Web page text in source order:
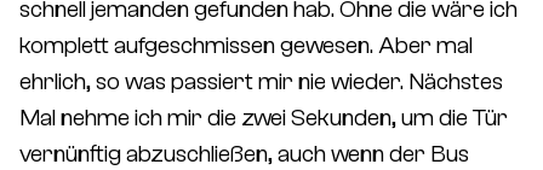
schnell jemanden gefunden hab. Ohne die wäre ich
komplett aufgeschmissen gewesen. Aber mal
ehrlich, so was passiert mir nie wieder. Nächstes
Mal nehme ich mir die zwei Sekunden, um die Tür
vernünftig abzuschließen, auch wenn der Bus